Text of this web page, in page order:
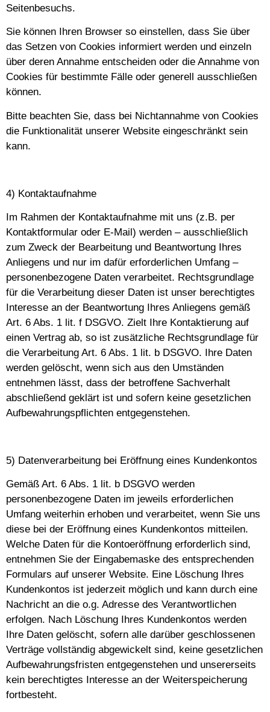
Seitenbesuchs.
Sie können Ihren Browser so einstellen, dass Sie über
das Setzen von Cookies informiert werden und einzeln
über deren Annahme entscheiden oder die Annahme von
Cookies für bestimmte Fälle oder generell ausschließen
können.
Bitte beachten Sie, dass bei Nichtannahme von Cookies
die Funktionalität unserer Website eingeschränkt sein
kann.
4) Kontaktaufnahme
Im Rahmen der Kontaktaufnahme mit uns (z.B. per
Kontaktformular oder E-Mail) werden – ausschließlich
zum Zweck der Bearbeitung und Beantwortung Ihres
Anliegens und nur im dafür erforderlichen Umfang –
personenbezogene Daten verarbeitet. Rechtsgrundlage
für die Verarbeitung dieser Daten ist unser berechtigtes
Interesse an der Beantwortung Ihres Anliegens gemäß
Art. 6 Abs. 1 lit. f DSGVO. Zielt Ihre Kontaktierung auf
einen Vertrag ab, so ist zusätzliche Rechtsgrundlage für
die Verarbeitung Art. 6 Abs. 1 lit. b DSGVO. Ihre Daten
werden gelöscht, wenn sich aus den Umständen
entnehmen lässt, dass der betroffene Sachverhalt
abschließend geklärt ist und sofern keine gesetzlichen
Aufbewahrungspflichten entgegenstehen.
5) Datenverarbeitung bei Eröffnung eines Kundenkontos
Gemäß Art. 6 Abs. 1 lit. b DSGVO werden
personenbezogene Daten im jeweils erforderlichen
Umfang weiterhin erhoben und verarbeitet, wenn Sie uns
diese bei der Eröffnung eines Kundenkontos mitteilen.
Welche Daten für die Kontoeröffnung erforderlich sind,
entnehmen Sie der Eingabemaske des entsprechenden
Formulars auf unserer Website. Eine Löschung Ihres
Kundenkontos ist jederzeit möglich und kann durch eine
Nachricht an die o.g. Adresse des Verantwortlichen
erfolgen. Nach Löschung Ihres Kundenkontos werden
Ihre Daten gelöscht, sofern alle darüber geschlossenen
Verträge vollständig abgewickelt sind, keine gesetzlichen
Aufbewahrungsfristen entgegenstehen und unsererseits
kein berechtigtes Interesse an der Weiterspeicherung
fortbesteht.